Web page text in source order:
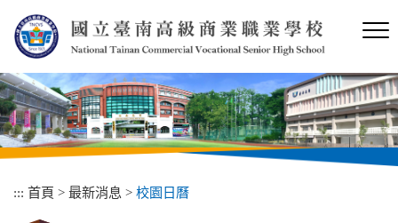
內
容
區
塊
::: 首頁 > 最新消息 > 校園日曆